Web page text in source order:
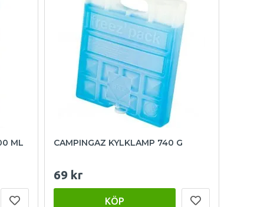
ML CAMPINGAZ KYLKLAMP 740 G
69 kr
KÖP